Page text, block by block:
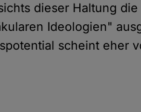
dieser Haltung
Ideologien"
scheint eher